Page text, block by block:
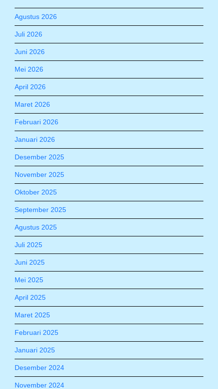
Agustus 2026
Juli 2026
Juni 2026
Mei 2026
April 2026
Maret 2026
Februari 2026
Januari 2026
Desember 2025
November 2025
Oktober 2025
September 2025
Agustus 2025
Juli 2025
Juni 2025
Mei 2025
April 2025
Maret 2025
Februari 2025
Januari 2025
Desember 2024
November 2024